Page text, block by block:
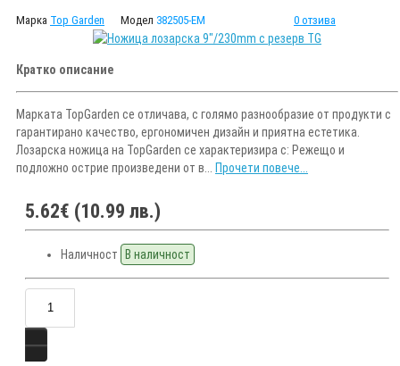
Марка Top Garden Модел 382505-EM 0 отзива
Кратко описание
Марката TopGarden се отличава, с голямо разнообразие от продукти с
гарантирано качество, ергономичен дизайн и приятна естетика.
Лозарска ножица на TopGarden се характеризира с: Режещо и
подложно острие произведени от в... Прочети повече...
5.62€ (10.99 лв.)
Наличност В наличност